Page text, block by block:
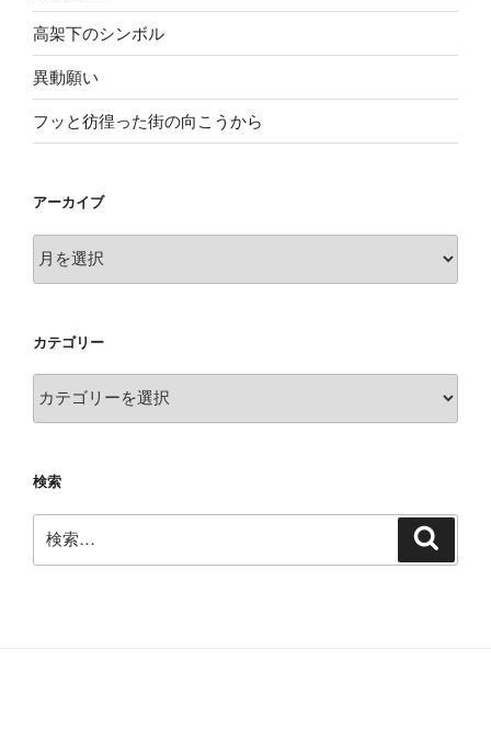
高架下のシンボル
異動願い
フッと彷徨った街の向こうから
アーカイブ
ー
ブ
カテゴリー
テ
ー
検索
索: